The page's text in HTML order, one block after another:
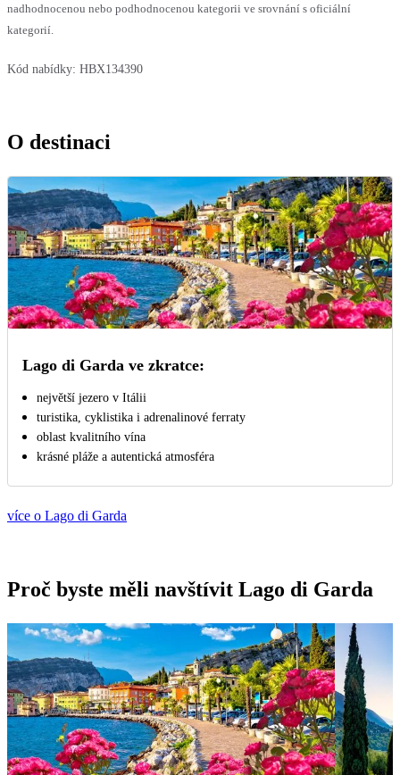
nadhodnocenou nebo podhodnocenou kategorii ve srovnání s oficiální
kategorií.
Kód nabídky: HBX134390
O destinaci
Lago di Garda ve zkratce:
největší jezero v Itálii
turistika, cyklistika i adrenalinové ferraty
oblast kvalitního vína
krásné pláže a autentická atmosféra
více o Lago di Garda
Proč byste měli navštívit Lago di Garda